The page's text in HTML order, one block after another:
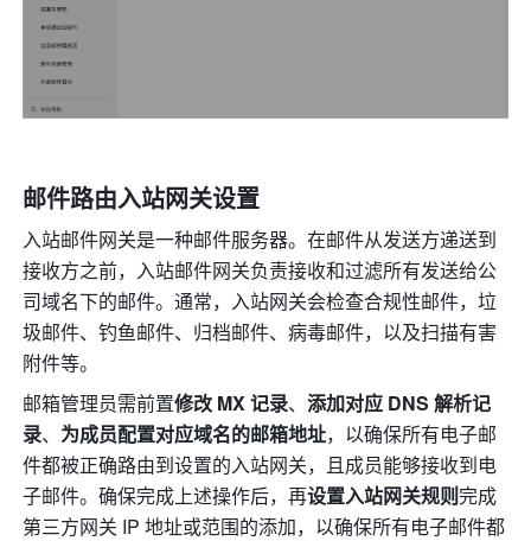
邮件路由入站网关设置
入站邮件网关是一种邮件服务器。在邮件从发送方递送到
接收方之前，入站邮件网关负责接收和过滤所有发送给公
司域名下的邮件。通常，入站网关会检查合规性邮件，垃
圾邮件、钓鱼邮件、归档邮件、病毒邮件，以及扫描有害
附件等。
邮箱管理员需前置修改 MX 记录、添加对应 DNS 解析记
录、 为成员配置对应域名的邮箱地址，以确保所有电子邮
件都被正确路由到设置的入站网关，且成员能够接收到电
子邮件。确保完成上述操作后，再设置入站网关规则完成
第三方网关 IP 地址或范围的添加，以确保所有电子邮件都